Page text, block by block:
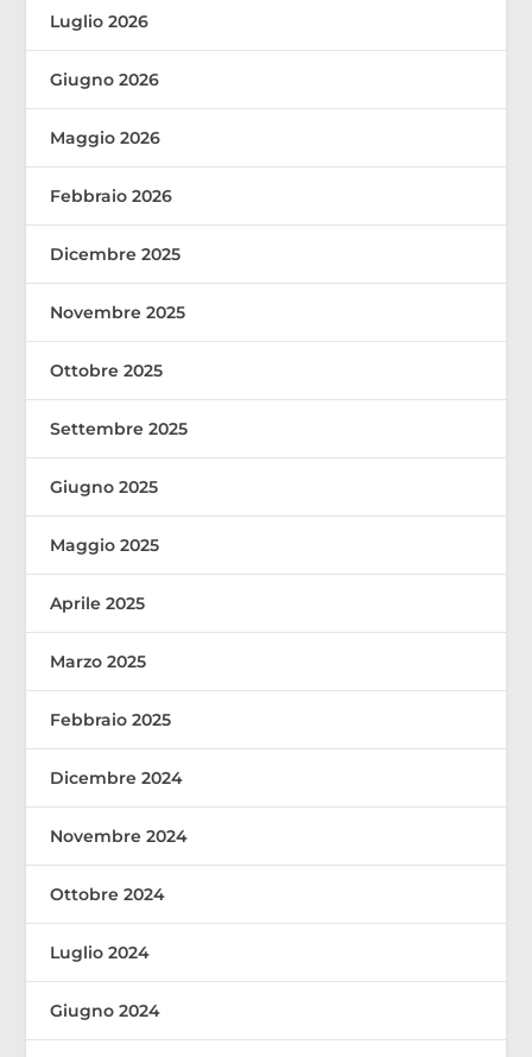
Luglio 2026
Giugno 2026
Maggio 2026
Febbraio 2026
Dicembre 2025
Novembre 2025
Ottobre 2025
Settembre 2025
Giugno 2025
Maggio 2025
Aprile 2025
Marzo 2025
Febbraio 2025
Dicembre 2024
Novembre 2024
Ottobre 2024
Luglio 2024
Giugno 2024